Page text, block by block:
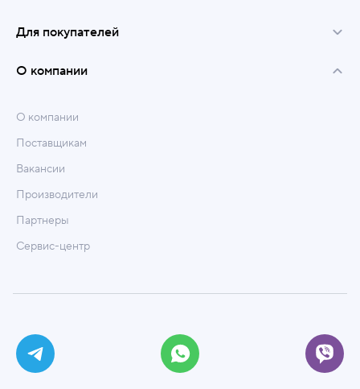
Для покупателей
О компании
О компании
Поставщикам
Вакансии
Производители
Партнеры
Сервис-центр